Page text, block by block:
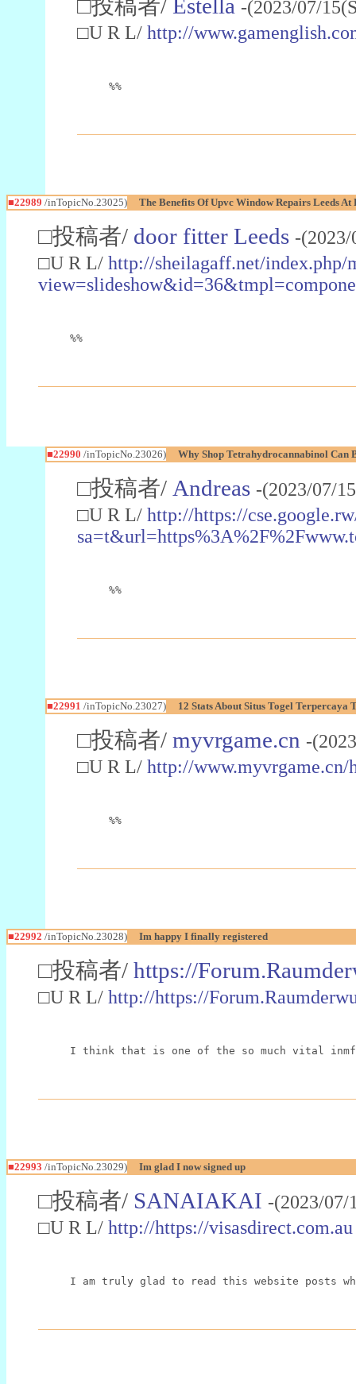
□投稿者/ Estella -(2023/07/
□U R L/ http://
%%
■22989 /inTopicNo.23025) The Benefits Of Upvc Window Repairs Leeds
□投稿者/ door fitter Leeds -
□U R L/ http://sheilagaff.net/index.php/
%%
■22990 /inTopicNo.23026) Why Shop Tetrahydrocannabinol Can
□投稿者/ Andreas -(2023/07/
□U R L/ http://https://
%%
■22991 /inTopicNo.23027) 12 Stats About Situs Togel Terpercaya
□投稿者/ myvrgame.cn -
□U R L/ http://www.myvrgame.cn/
%%
■22992 /inTopicNo.23028) Im happy I finally registered
□投稿者/ https://
□U R L/ http://https://
I think that is one of the so much vital
■22993 /inTopicNo.23029) Im glad I now signed up
□投稿者/ SANAIAKAI -(2023/
□U R L/ http://https://visasdirect.com.au
I am truly glad to read this website posts